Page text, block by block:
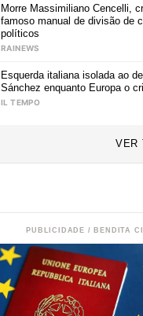
Morre Massimiliano Cencelli,
famoso manual de divisão de
políticos
RAINEWS
Esquerda italiana isolada ao
Sánchez enquanto Europa o
IL TEMPO
VER
PUBLICIDADE / BENDITA